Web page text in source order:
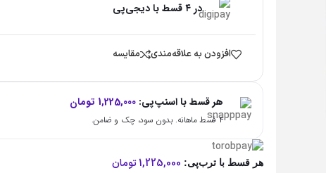
در ۴ قسط با دیجی‌پی
افزودن به علاقه‌مندی مقایسه
هر قسط با اسنپ‌پی: 1,225,000 تومان
۴ قسط ماهانه. بدون سود، چک و ضامن.
هر قسط با ترب‌پی: 1,225,000تومان